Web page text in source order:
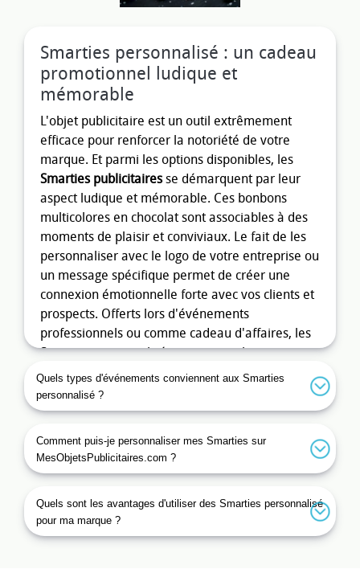
Smarties personnalisé : un cadeau
promotionnel ludique et
mémorable
L'objet publicitaire est un outil extrêmement
efficace pour renforcer la notoriété de votre
marque. Et parmi les options disponibles, les
Smarties publicitairesse démarquent par leur
aspect ludique et mémorable. Ces bonbons
multicolores en chocolat sont associables à des
moments de plaisir et conviviaux. Le fait de les
personnaliser avec le logo de votre entreprise ou
un message spécifique permet de créer une
connexion émotionnelle forte avec vos clients et
prospects. Offerts lors d'événements
professionnels ou comme cadeau d'affaires, les
Smarties personnalisé sont non seulement
appréciés, mais ont également un fort taux de
mémorisation.
personnalisé pour votre stratégie
marketing
de délicieux bonbons ; ils sont avant tout des
vecteurs de communication. Leur principal atout
Quels types d'événements conviennent aux Smarties
personnalisé ?
Comment puis-je personnaliser mes Smarties sur
MesObjetsPublicitaires.com ?
Quels sont les avantages d'utiliser des Smarties personnalisé
pour ma marque ?